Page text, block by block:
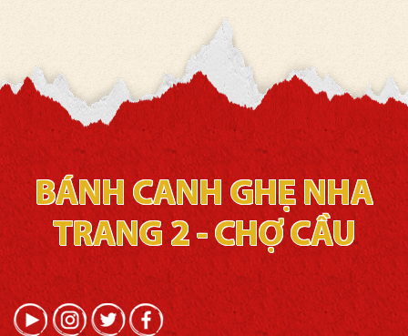
BÁNH CANH GHẸ NHA
TRANG 2 - CHỢ CẦU